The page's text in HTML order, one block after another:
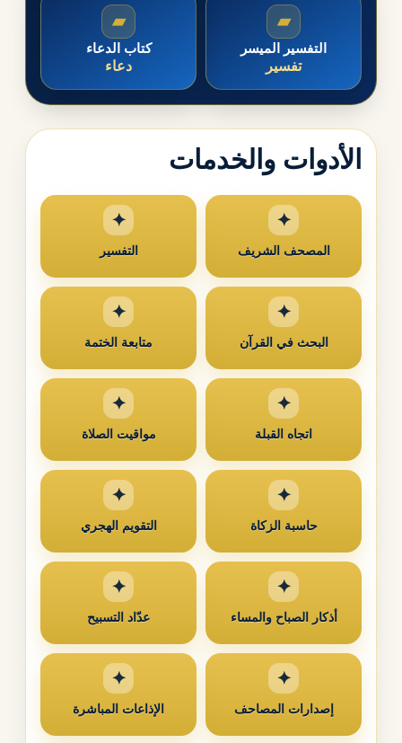
▰
التفسير الميسر
تفسير
▰
كتاب الدعاء
دعاء
الأدوات والخدمات
المصحف الشريف التفسير
البحث في القرآن متابعة الختمة
اتجاه القبلة مواقيت الصلاة
حاسبة الزكاة التقويم الهجري
أذكار الصباح والمساء عدّاد التسبيح
إصدارات المصاحف الإذاعات المباشرة